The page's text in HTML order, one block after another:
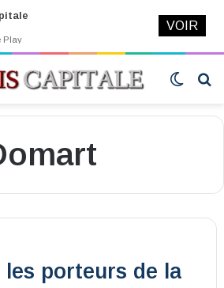
Switch
porteurs de la
Play
VOIR